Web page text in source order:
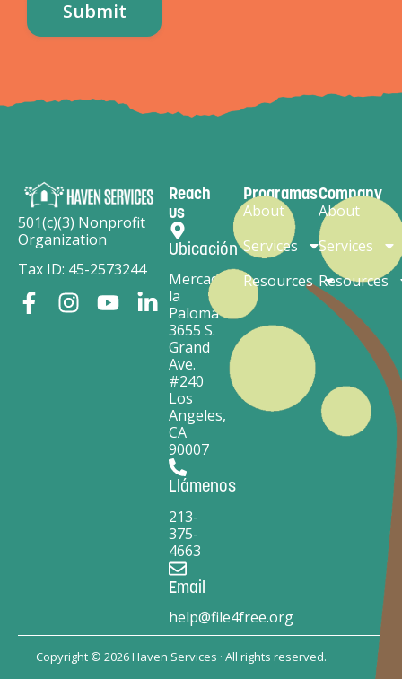
501(c)(3) Nonprofit
Organization
Tax ID: 45-2573244
Reach
us
Ubicación
Mercado
la
Paloma
3655 S.
Grand
Ave.
#240
Los
Angeles,
CA
90007
Llámenos
213-
375-
4663
Email
help@file4free.org
Programas
About
Services
Resources
Company
About
Services
Resources
Copyright © 2026 Haven Services · All rights reserved.